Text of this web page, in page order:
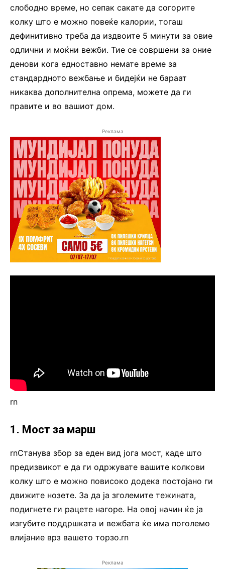
слободно време, но сепак сакате да согорите
колку што е можно повеќе калории, тогаш
дефинитивно треба да издвоите 5 минути за овие
одлични и моќни вежби. Тие се совршени за оние
денови кога едноставно немате време за
стандардното вежбање и бидејќи не бараат
никаква дополнителна опрема, можете да ги
правите и во вашиот дом.
Реклама
rn
1. Мост за марш
rnСтанува збор за еден вид јога мост, каде што
предизвикот е да ги одржувате вашите колкови
колку што е можно повисоко додека постојано ги
движите нозете. За да ја зголемите тежината,
подигнете ги рацете нагоре. На овој начин ќе ја
изгубите поддршката и вежбата ќе има поголемо
влијание врз вашето торзо.rn
Реклама